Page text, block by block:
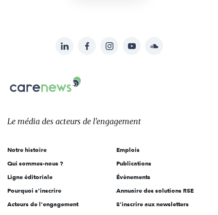
sur:
LinkedInFacebookInstagramYouTubeSoundcloud
Carenews,
Le
des
l'engagement
Le média des acteurs de l'engagement
Notre histoire
Qui sommes-nous ?
Ligne éditoriale
Pourquoi s'inscrire
Acteurs de l'engagement
Emplois
Publications
Évènements
Annuaire des solutions RSE
S'inscrire aux newsletters